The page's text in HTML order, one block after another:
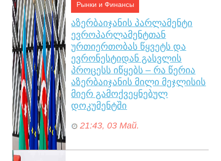
Рынки и Финансы
აზერბაიჯანის პარლამენტი
ევროპარლამენტთან
ურთიერთობას წყვეტს და
ევრონესტიდან გასვლის
პროცესს იწყებს – რა წერია
აზერბაიჯანის მილი მეჯლისის
მიერ გამოქვეყნებულ
დოკუმენტში
21:43, 03 Май.